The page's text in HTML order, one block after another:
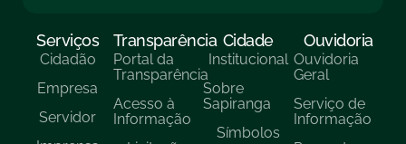
Serviços
Cidadão
Empresa
Servidor
Transparência
Portal da
Transparência
Acesso à
Informação
Cidade
Institucional
Sobre
Sapiranga
Símbolos
Ouvidoria
Ouvidoria
Geral
Serviço de
Informação